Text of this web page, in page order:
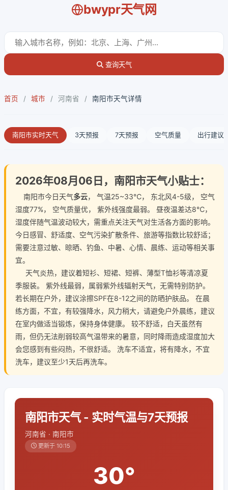
bwypr天气网
查询天气
首页 / 城市 / 河南省 / 南阳市天气详情
南阳市实时天气 3天预报 7天预报 空气质量 出行建议
2026年08月06日，南阳市天气小贴士：
南阳市今日天气多云， 气温25~33℃， 东北风4-5级， 空气
湿度77%， 空气质量优， 紫外线强度最弱。 昼夜温差达8℃，
湿度伴随气温波动较大，需重点关注天气对生活各方面的影响。
今日感冒、舒适度、空气污染扩散条件、旅游等指数比较舒适；
需要注意过敏、晾晒、钓鱼、中暑、心情、晨练、运动等相关事
宜。
天气炎热，建议着短衫、短裙、短裤、薄型T恤衫等清凉夏
季服装。 紫外线最弱，属弱紫外线辐射天气，无需特别防护。
若长期在户外，建议涂擦SPF在8-12之间的防晒护肤品。 在晨
练方面，不宜，有较强降水，风力稍大，请避免户外晨练，建议
在室内做适当锻炼，保持身体健康。 较不舒适，白天虽然有
雨，但仍无法削弱较高气温带来的暑意，同时降雨造成湿度加大
会您感到有些闷热，不很舒适。 洗车不适宜，将有降水，不宜
洗车，建议至少1天后再洗车。
南阳市天气 - 实时气温与7天预报
河南省 · 南阳市
更新于 10:15
30°